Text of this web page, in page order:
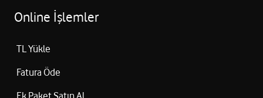
Online İşlemler
TL Yükle
Fatura Öde
Ek Paket Satın Al